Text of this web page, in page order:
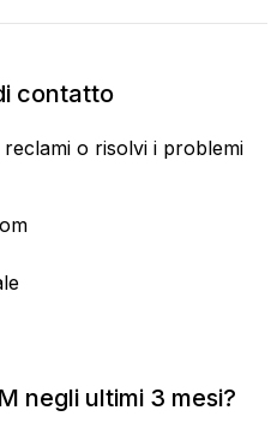
contatto
o risolvi i problemi
negli ultimi 3 mesi?